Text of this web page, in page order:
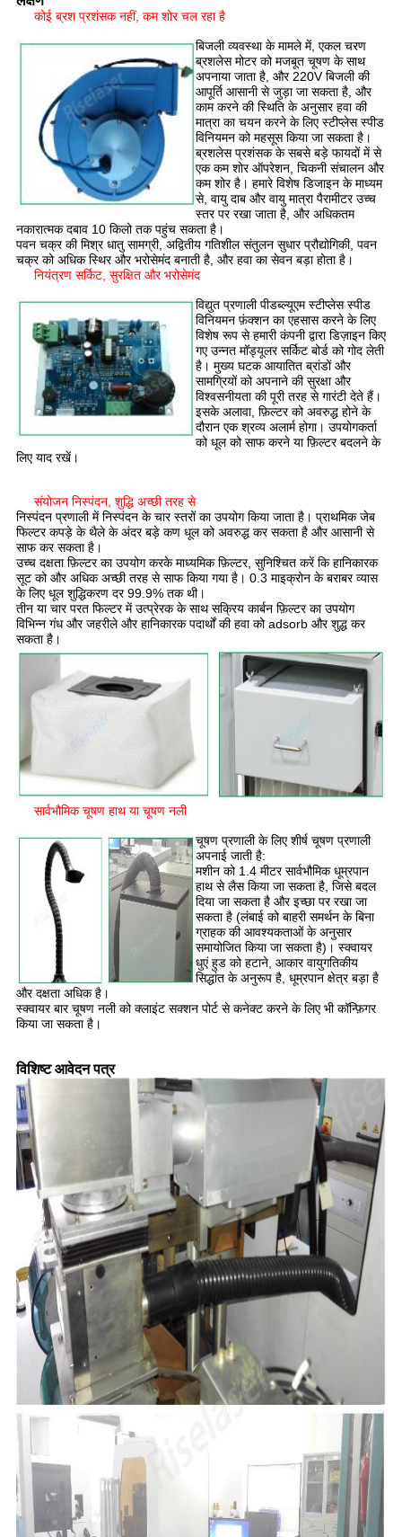
कोई ब्रश प्रशंसक नहीं, कम शोर चल रहा है
बिजली व्यवस्था के मामले में, एकल चरण
ब्रशलेस मोटर को मजबूत चूषण के साथ
अपनाया जाता है, और 220V बिजली की
आपूर्ति आसानी से जुड़ा जा सकता है, और
काम करने की स्थिति के अनुसार हवा की
मात्रा का चयन करने के लिए स्टीप्लेस स्पीड
विनियमन को महसूस किया जा सकता है।
ब्रशलेस प्रशंसक के सबसे बड़े फायदों में से
एक कम शोर ऑपरेशन, चिकनी संचालन और
कम शोर है। हमारे विशेष डिजाइन के माध्यम
से, वायु दाब और वायु मात्रा पैरामीटर उच्च
स्तर पर रखा जाता है, और अधिकतम
नकारात्मक दबाव 10 किलो तक पहुंच सकता है।
पवन चक्र की मिश्र धातु सामग्री, अद्वितीय गतिशील संतुलन सुधार प्रौद्योगिकी, पवन
चक्र को अधिक स्थिर और भरोसेमंद बनाती है, और हवा का सेवन बड़ा होता है।
नियंत्रण सर्किट, सुरक्षित और भरोसेमंद
विद्युत प्रणाली पीडब्ल्यूएम स्टीप्लेस स्पीड
विनियमन फ़ंक्शन का एहसास करने के लिए
विशेष रूप से हमारी कंपनी द्वारा डिज़ाइन किए
गए उन्नत मॉड्यूलर सर्किट बोर्ड को गोद लेती
है। मुख्य घटक आयातित ब्रांडों और
सामग्रियों को अपनाने की सुरक्षा और
विश्वसनीयता की पूरी तरह से गारंटी देते हैं।
इसके अलावा, फ़िल्टर को अवरुद्ध होने के
दौरान एक श्रव्य अलार्म होगा। उपयोगकर्ता
को धूल को साफ करने या फ़िल्टर बदलने के
लिए याद रखें।
संयोजन निस्पंदन, शुद्धि अच्छी तरह से
निस्पंदन प्रणाली में निस्पंदन के चार स्तरों का उपयोग किया जाता है। प्राथमिक जेब
फिल्टर कपड़े के थैले के अंदर बड़े कण धूल को अवरुद्ध कर सकता है और आसानी से
साफ कर सकता है।
उच्च दक्षता फ़िल्टर का उपयोग करके माध्यमिक फ़िल्टर, सुनिश्चित करें कि हानिकारक
सूट को और अधिक अच्छी तरह से साफ किया गया है। 0.3 माइक्रोन के बराबर व्यास
के लिए धूल शुद्धिकरण दर 99.9% तक थी।
तीन या चार परत फिल्टर में उत्प्रेरक के साथ सक्रिय कार्बन फ़िल्टर का उपयोग
विभिन्न गंध और जहरीले और हानिकारक पदार्थों की हवा को adsorb और शुद्ध कर
सकता है।
सार्वभौमिक चूषण हाथ या चूषण नली
चूषण प्रणाली के लिए शीर्ष चूषण प्रणाली
अपनाई जाती है:
मशीन को 1.4 मीटर सार्वभौमिक धूम्रपान
हाथ से लैस किया जा सकता है, जिसे बदल
दिया जा सकता है और इच्छा पर रखा जा
सकता है (लंबाई को बाहरी समर्थन के बिना
ग्राहक की आवश्यकताओं के अनुसार
समायोजित किया जा सकता है)। स्क्वायर
धुएं हुड को हटाने, आकार वायुगतिकीय
सिद्धांत के अनुरूप है, धूम्रपान क्षेत्र बड़ा है
और दक्षता अधिक है।
स्क्वायर बार चूषण नली को क्लाइंट सक्शन पोर्ट से कनेक्ट करने के लिए भी कॉन्फ़िगर
किया जा सकता है।
विशिष्ट आवेदन पत्र